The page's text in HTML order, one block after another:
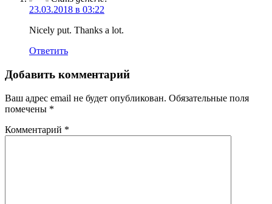
23.03.2018 в 03:22
Nicely put. Thanks a lot.
Ответить
Добавить комментарий
Ваш адрес email не будет опубликован. Обязательные поля
помечены *
Комментарий *